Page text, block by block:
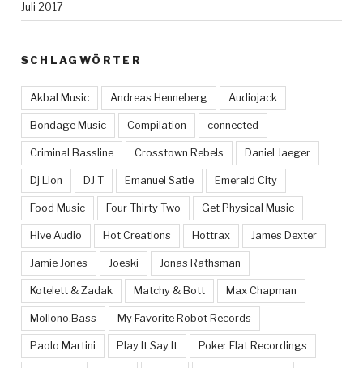
Juli 2017
SCHLAGWÖRTER
Akbal Music Andreas Henneberg Audiojack
Bondage Music Compilation connected
Criminal Bassline Crosstown Rebels Daniel Jaeger
Dj Lion DJ T Emanuel Satie Emerald City
Food Music Four Thirty Two Get Physical Music
Hive Audio Hot Creations Hottrax James Dexter
Jamie Jones Joeski Jonas Rathsman
Kotelett & Zadak Matchy & Bott Max Chapman
Mollono.Bass My Favorite Robot Records
Paolo Martini Play It Say It Poker Flat Recordings